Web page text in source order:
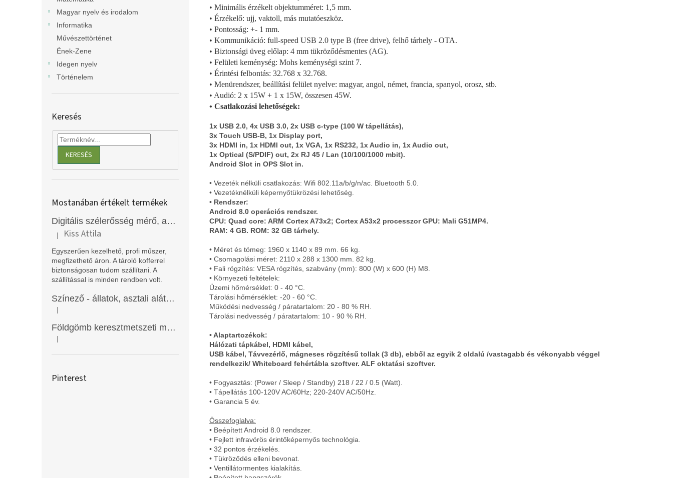
Magyar nyelv és irodalom
Informatika
Művészettörténet
Ének-Zene
Idegen nyelv
Történelem
Keresés
KERESÉS
Mostanában értékelt termékek
Digitális szélerősség mérő, anemométer, EM2250
A termék értékelése 5-ből 5 csillag.
| Kiss Attila
Egyszerűen kezelhető, profi műszer,
megfizethető áron. A tároló kofferrel
biztonságosan tudom szállítani. A
szállítással is minden rendben volt.
Színező - állatok, asztali alátét, Funny Mat
A termék értékelése 5-ből 5 csillag.
|
Földgömb keresztmetszeti modell
A termék értékelése 5-ből 5 csillag.
|
Pinterest
• Minimális érzékelt objektumméret: 1,5 mm.
• Érzékelő: ujj, vaktoll, más mutatóeszköz.
• Pontosság: +- 1 mm.
• Kommunikáció: full-speed USB 2.0 type B (free drive), felhő tárhely - OTA.
• Biztonsági üveg előlap: 4 mm tükröződésmentes (AG).
• Felületi keménység: Mohs keménységi szint 7.
• Érintési felbontás: 32.768 x 32.768.
• Menürendszer, beállítási felület nyelve: magyar, angol, német, francia, spanyol, orosz, stb.
• Audió: 2 x 15W + 1 x 15W, összesen 45W.
• Csatlakozási lehetőségek:
1x USB 2.0, 4x USB 3.0, 2x USB c-type (100 W tápellátás),
3x Touch USB-B, 1x Display port,
3x HDMI in, 1x HDMI out, 1x VGA, 1x RS232, 1x Audio in, 1x Audio out,
1x Optical (S/PDIF) out, 2x RJ 45 / Lan (10/100/1000 mbit).
Android Slot in OPS Slot in.
• Vezeték nélküli csatlakozás: Wifi 802.11a/b/g/n/ac. Bluetooth 5.0.
• Vezetéknélküli képernyőtükrözési lehetőség.
• Rendszer:
Android 8.0 operációs rendszer.
CPU: Quad core: ARM Cortex A73x2; Cortex A53x2 processzor GPU: Mali G51MP4.
RAM: 4 GB. ROM: 32 GB tárhely.
• Méret és tömeg: 1960 x 1140 x 89 mm. 66 kg.
• Csomagolási méret: 2110 x 288 x 1300 mm. 82 kg.
• Fali rögzítés: VESA rögzítés, szabvány (mm): 800 (W) x 600 (H) M8.
• Környezeti feltételek:
Üzemi hőmérséklet: 0 - 40 °C.
Tárolási hőmérséklet: -20 - 60 °C.
Működési nedvesség / páratartalom: 20 - 80 % RH.
Tárolási nedvesség / páratartalom: 10 - 90 % RH.
• Alaptartozékok:
Hálózati tápkábel, HDMI kábel,
USB kábel, Távvezérlő, mágneses rögzítésű tollak (3 db), ebből az egyik 2 oldalú /vastagabb és vékonyabb véggel
rendelkezik/ Whiteboard fehértábla szoftver. ALF oktatási szoftver.
• Fogyasztás: (Power / Sleep / Standby) 218 / 22 / 0.5 (Watt).
• Tápellátás 100-120V AC/60Hz; 220-240V AC/50Hz.
• Garancia 5 év.
Összefoglalva:
• Beépített Android 8.0 rendszer.
• Fejlett infravörös érintőképernyős technológia.
• 32 pontos érzékelés.
• Tükröződés elleni bevonat.
• Ventillátormentes kialakítás.